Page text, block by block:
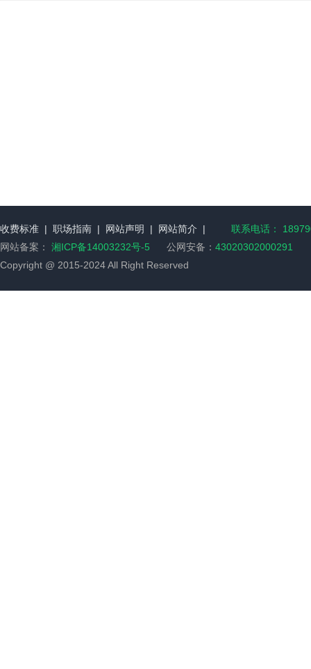
收费标准 | 职场指南 | 网站声明 | 网站简介 |
联系电话：
网站备案： 湘ICP备14003232号-5 公网安备： 43020302000291
Copyright @ 2015-2024 All Right Reserved